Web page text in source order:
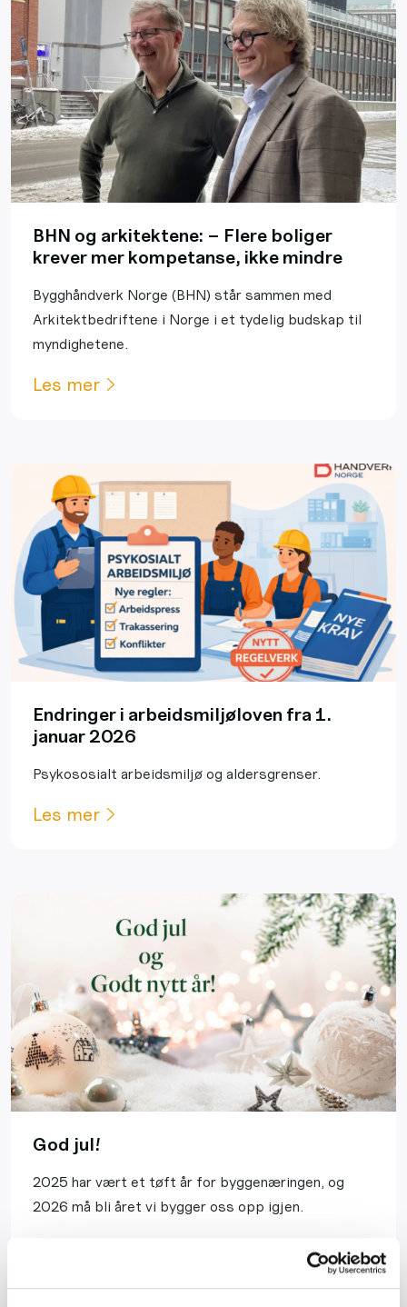
BHN og arkitektene: – Flere boliger
krever mer kompetanse, ikke mindre
Bygghåndverk Norge (BHN) står sammen med
Arkitektbedriftene i Norge i et tydelig budskap til
myndighetene.
Les mer
Endringer i arbeidsmiljøloven fra 1.
januar 2026
Psykososialt arbeidsmiljø og aldersgrenser.
Les mer
God jul!
2025 har vært et tøft år for byggenæringen, og
2026 må bli året vi bygger oss opp igjen.